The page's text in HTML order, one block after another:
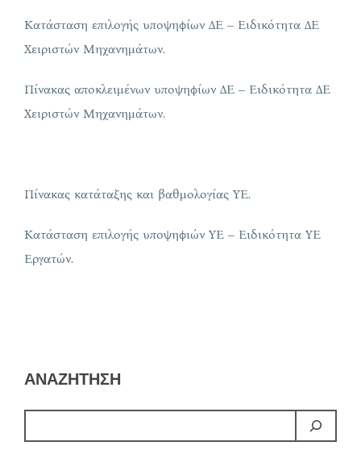
Κατάσταση επιλογής υποψηφίων ΔΕ – Ειδικότητα ΔΕ
Χειριστών Μηχανημάτων.
Πίνακας αποκλειμένων υποψηφίων ΔΕ – Ειδικότητα ΔΕ
Χειριστών Μηχανημάτων.
Πίνακας κατάταξης και βαθμολογίας ΥΕ.
Κατάσταση επιλογής υποψηφιών ΥΕ – Ειδικότητα ΥΕ
Εργατών.
ΑΝΑΖΗΤΗΣΗ